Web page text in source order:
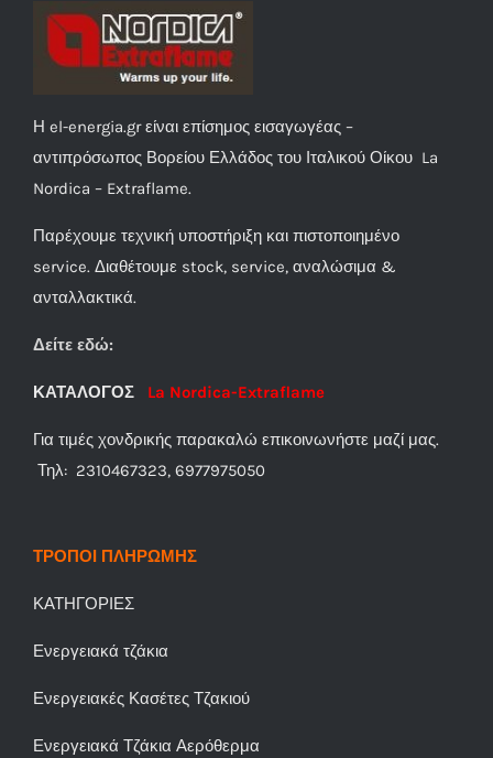
Η el-energia.gr είναι επίσημος εισαγωγέας –
αντιπρόσωπος Βορείου Ελλάδος του Ιταλικού Οίκου La
Nordica – Extraflame.
Παρέχουμε τεχνική υποστήριξη και πιστοποιημένο
service. Διαθέτουμε stock, service, αναλώσιμα &
ανταλλακτικά.
Δείτε εδώ:
ΚΑΤΑΛΟΓΟΣ La Nordica-Extraflame
Για τιμές χονδρικής παρακαλώ επικοινωνήστε μαζί μας.
Τηλ: 2310467323, 6977975050
ΤΡΟΠΟΙ ΠΛΗΡΩΜΗΣ
ΚΑΤΗΓΟΡΙΕΣ
Ενεργειακά τζάκια
Ενεργειακές Κασέτες Τζακιού
Ενεργειακά Τζάκια Αερόθερμα